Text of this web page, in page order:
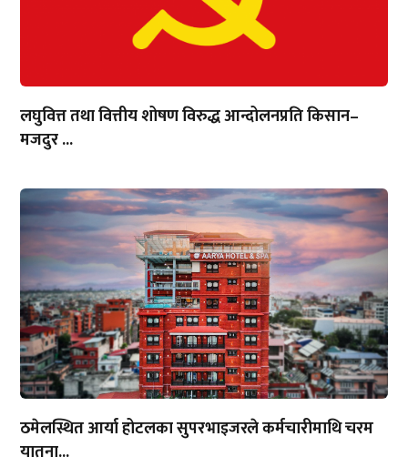
लघुवित्त तथा वित्तीय शोषण विरुद्ध आन्दोलनप्रति किसान–
मजदुर ...
ठमेलस्थित आर्या होटलका सुपरभाइजरले कर्मचारीमाथि चरम
यातना...